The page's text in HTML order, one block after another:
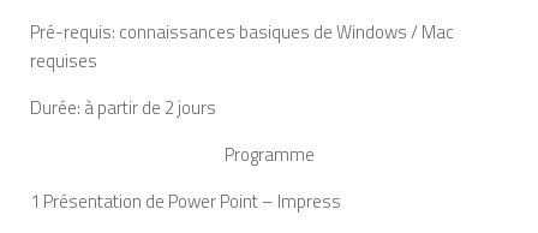
Pré-requis: connaissances basiques de Windows / Mac
requises
Durée: à partir de 2 jours
Programme
1 Présentation de Power Point – Impress